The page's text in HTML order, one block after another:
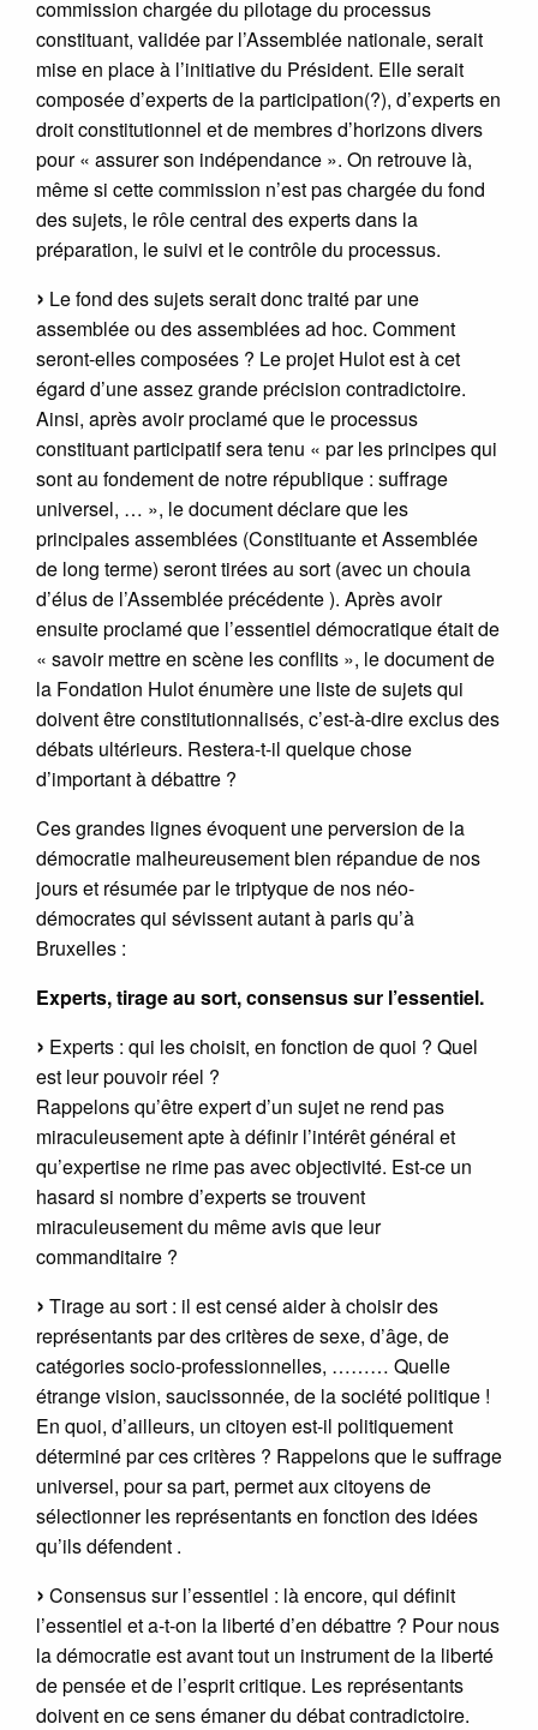
commission chargée du pilotage du processus
constituant, validée par l’Assemblée nationale, serait
mise en place à l’initiative du Président. Elle serait
composée d’experts de la participation(?), d’experts en
droit constitutionnel et de membres d’horizons divers
pour « assurer son indépendance ». On retrouve là,
même si cette commission n’est pas chargée du fond
des sujets, le rôle central des experts dans la
préparation, le suivi et le contrôle du processus.
Le fond des sujets serait donc traité par une
assemblée ou des assemblées ad hoc. Comment
seront-elles composées ? Le projet Hulot est à cet
égard d’une assez grande précision contradictoire.
Ainsi, après avoir proclamé que le processus
constituant participatif sera tenu « par les principes qui
sont au fondement de notre république : suffrage
universel, … », le document déclare que les
principales assemblées (Constituante et Assemblée
de long terme) seront tirées au sort (avec un chouia
d’élus de l’Assemblée précédente ). Après avoir
ensuite proclamé que l’essentiel démocratique était de
« savoir mettre en scène les conflits », le document de
la Fondation Hulot énumère une liste de sujets qui
doivent être constitutionnalisés, c’est-à-dire exclus des
débats ultérieurs. Restera-t-il quelque chose
d’important à débattre ?
Ces grandes lignes évoquent une perversion de la
démocratie malheureusement bien répandue de nos
jours et résumée par le triptyque de nos néo-
démocrates qui sévissent autant à paris qu’à
Bruxelles :
Experts, tirage au sort, consensus sur l’essentiel.
Experts : qui les choisit, en fonction de quoi ? Quel
est leur pouvoir réel ?
Rappelons qu’être expert d’un sujet ne rend pas
miraculeusement apte à définir l’intérêt général et
qu’expertise ne rime pas avec objectivité. Est-ce un
hasard si nombre d’experts se trouvent
miraculeusement du même avis que leur
commanditaire ?
Tirage au sort : il est censé aider à choisir des
représentants par des critères de sexe, d’âge, de
catégories socio-professionnelles, ……… Quelle
étrange vision, saucissonnée, de la société politique !
En quoi, d’ailleurs, un citoyen est-il politiquement
déterminé par ces critères ? Rappelons que le suffrage
universel, pour sa part, permet aux citoyens de
sélectionner les représentants en fonction des idées
qu’ils défendent .
Consensus sur l’essentiel : là encore, qui définit
l’essentiel et a-t-on la liberté d’en débattre ? Pour nous
la démocratie est avant tout un instrument de la liberté
de pensée et de l’esprit critique. Les représentants
doivent en ce sens émaner du débat contradictoire.